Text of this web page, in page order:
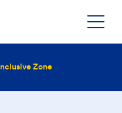
Inclusive Zone